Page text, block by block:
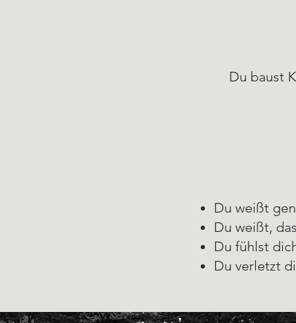
Du baust
Du weißt
Du weißt,
Du fühlst
Du verletzt